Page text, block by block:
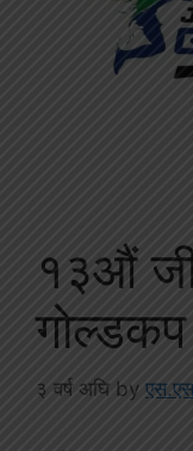
१३औं
३ वर्ष अघि by